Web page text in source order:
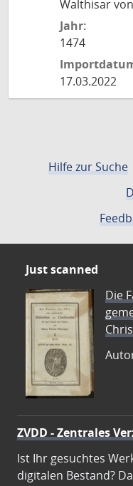
Walthisar
Jahr:
1474
17.03.2022
Hilfe zur Suche
Just scanned
Die
ZVDD - Zentrales
Ist Ihr gesuchtes
digitalen Bestand?